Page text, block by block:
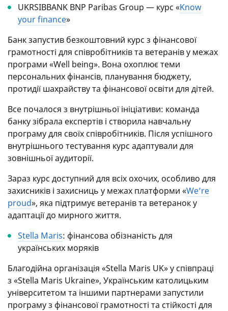
UKRSIBBANK BNP Paribas Group — курс «Know
your finance»
Банк запустив безкоштовний курс з фінансової
грамотності для співробітників та ветеранів у межах
програми «Well being». Вона охоплює теми
персональних фінансів, планування бюджету,
протидії шахрайству та фінансової освіти для дітей.
Все почалося з внутрішньої ініціативи: команда
банку зібрала експертів і створила навчальну
програму для своїх співробітників. Після успішного
внутрішнього тестування курс адаптували для
зовнішньої аудиторії.
Зараз курс доступний для всіх охочих, особливо для
захисників і захисниць у межах платформи «We’re
proud», яка підтримує ветеранів та ветеранок у
адаптації до мирного життя.
Stella Maris: фінансова обізнаність для
українських моряків
Благодійна організація «Stella Maris UK» у співпраці
з «Stella Maris Ukraine», Українським католицьким
університетом та іншими партнерами запустили
програму з фінансової грамотності та стійкості для